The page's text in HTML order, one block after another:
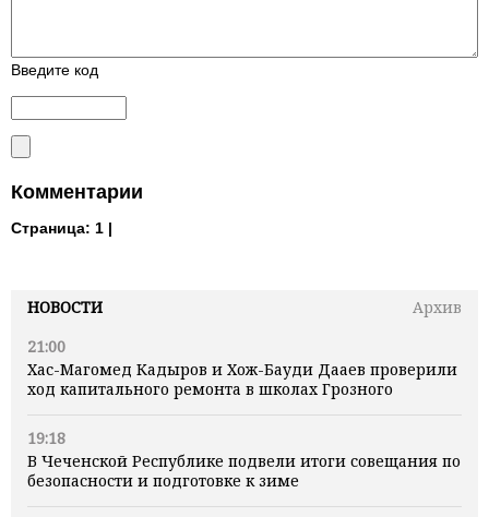
НОВОСТИ
Архив
21:00
Хас-Магомед Кадыров и Хож-Бауди Дааев проверили
ход капитального ремонта в школах Грозного
19:18
В Чеченской Республике подвели итоги совещания по
безопасности и подготовке к зиме
Введите код
Комментарии
Страница: 1 |